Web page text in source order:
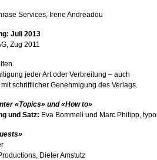
Services, Irene Andreadou
Juli 2013
Zug 2011
jeder Art oder Verbreitung – auch
schriftlicher Genehmigung des Verlags.
«Topics» und «How to»
und Satz: Eva Bommeli und Marc Philipp,
Dieter Amstutz